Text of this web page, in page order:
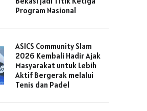
Program Nasional
ASICS Community Slam
2026 Kembali Hadir Ajak
Masyarakat untuk Lebih
Aktif Bergerak melalui
Tenis dan Padel